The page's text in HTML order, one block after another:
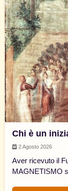
Chi è un
2 Agosto 2026
Aver ricevuto il
MAGNETISMO